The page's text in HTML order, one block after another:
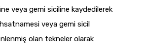
veya gemi siciline kaydedilerek
veya gemi sicil
olan tekneler olarak